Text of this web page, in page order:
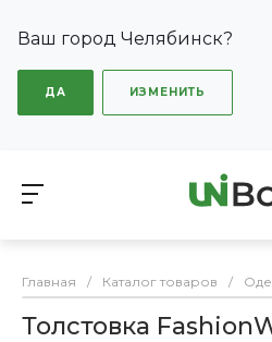
Ваш город Челябинск?
ДА ИЗМЕНИТЬ
Главная / Каталог товаров /
Толстовка